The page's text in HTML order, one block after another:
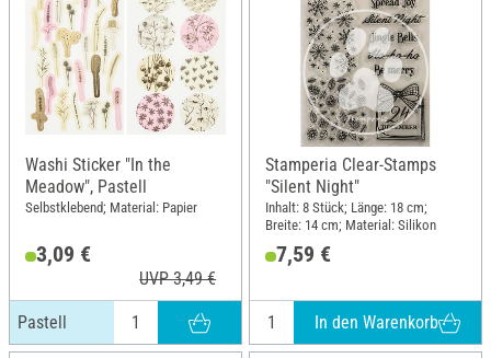
Washi Sticker "In the
Meadow", Pastell
Selbstklebend; Material: Papier
3,09 €
UVP 3,49 €
Pastell
Stamperia Clear-Stamps
"Silent Night"
Inhalt: 8 Stück; Länge: 18 cm;
Breite: 14 cm; Material: Silikon
7,59 €
In den Warenkorb